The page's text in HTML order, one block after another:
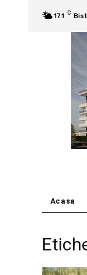
17.1 C
Acasa